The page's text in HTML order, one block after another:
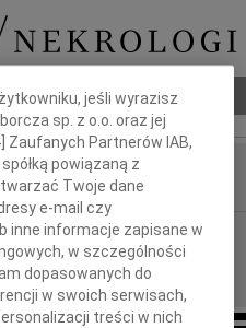
jeśli wyrazisz
sp. z o.o. oraz jej
] Zaufanych Partnerów IAB,
powiązaną z
Twoje dane
e-mail czy
inne informacje zapisane w
w szczególności
dopasowanych do
w swoich serwisach,
treści w nich